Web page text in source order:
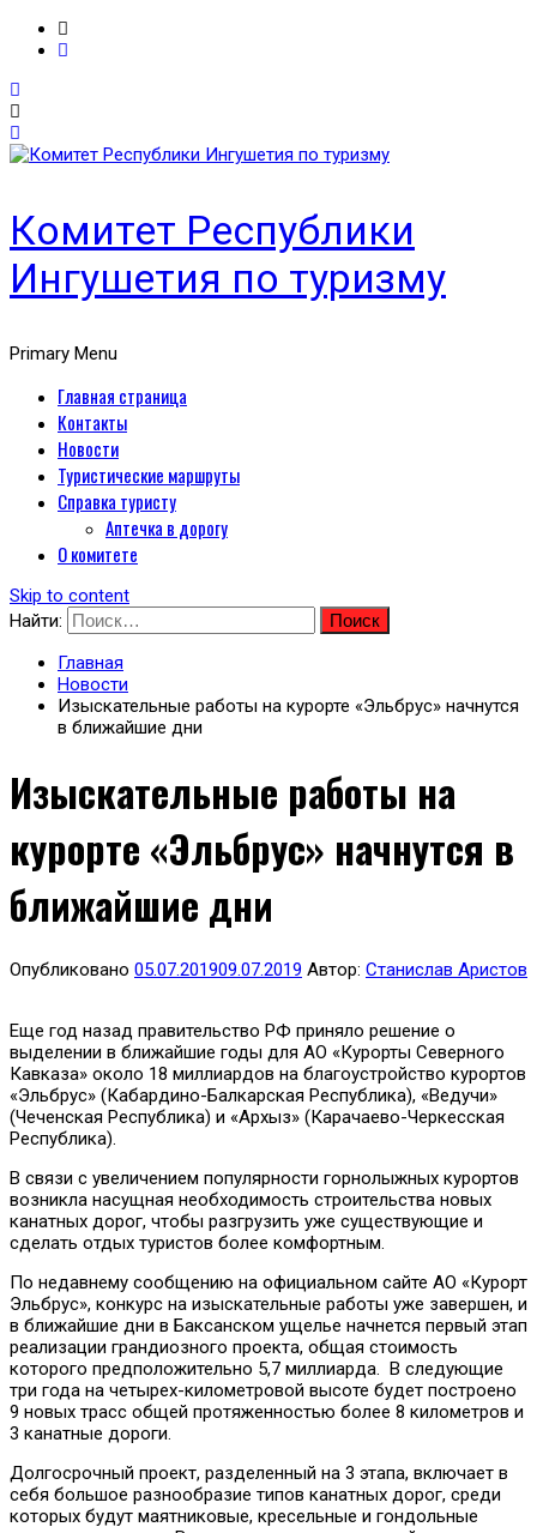
Комитет Республики
Ингушетия по туризму
Primary Menu
Главная страница
Контакты
Новости
Туристические маршруты
Справка туристу
Аптечка в дорогу
О комитете
Skip to content
Найти:
Главная
Новости
Изыскательные работы на курорте «Эльбрус» начнутся
в ближайшие дни
Изыскательные работы на
курорте «Эльбрус» начнутся в
ближайшие дни
Опубликовано 05.07.201909.07.2019 Автор: Станислав Аристов
Еще год назад правительство РФ приняло решение о
выделении в ближайшие годы для АО «Курорты Северного
Кавказа» около 18 миллиардов на благоустройство курортов
«Эльбрус» (Кабардино-Балкарская Республика), «Ведучи»
(Чеченская Республика) и «Архыз» (Карачаево-Черкесская
Республика).
В связи с увеличением популярности горнолыжных курортов
возникла насущная необходимость строительства новых
канатных дорог, чтобы разгрузить уже существующие и
сделать отдых туристов более комфортным.
По недавнему сообщению на официальном сайте АО «Курорт
Эльбрус», конкурс на изыскательные работы уже завершен, и
в ближайшие дни в Баксанском ущелье начнется первый этап
реализации грандиозного проекта, общая стоимость
которого предположительно 5,7 миллиарда. В следующие
три года на четырех-километровой высоте будет построено
9 новых трасс общей протяженностью более 8 километров и
3 канатные дороги.
Долгосрочный проект, разделенный на 3 этапа, включает в
себя большое разнообразие типов канатных дорог, среди
которых будут маятниковые, кресельные и гондольные